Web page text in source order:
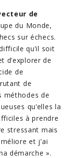
de
du Monde,
sur échecs.
qu’il soit
d’explorer de
de
de
méthodes de
qu’elles la
à prendre
stressant mais
et j’ai
démarche ».